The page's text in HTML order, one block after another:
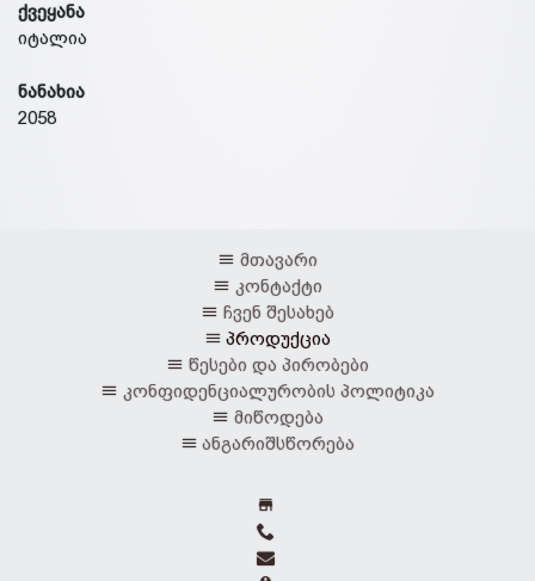
ქვეყანა
იტალია
ნანახია
2058
მთავარი
კონტაქტი
ჩვენ შესახებ
პროდუქცია
წესები და პირობები
კონფიდენციალურობის პოლიტიკა
მიწოდება
ანგარიშსწორება